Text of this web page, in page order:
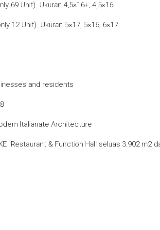
Unit). Ukuran 4,5×16+, 4,5×16
12 Unit). Ukuran 5×17, 5×16, 6×17
and residents
Architecture
Restaurant & Function Hall seluas 3.902 m2